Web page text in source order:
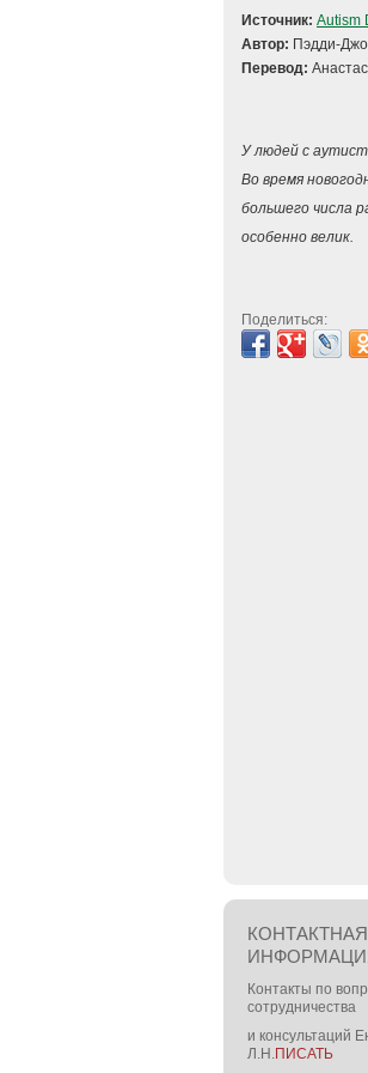
Источник: Autism
Автор: Пэдди-
Перевод:
У людей с
Во время
большего числа
особенно велик.
Поделиться:
КОНТАКТНАЯ
Контакты по
сотрудничества
и консультаций
Л.Н.ПИСАТЬ